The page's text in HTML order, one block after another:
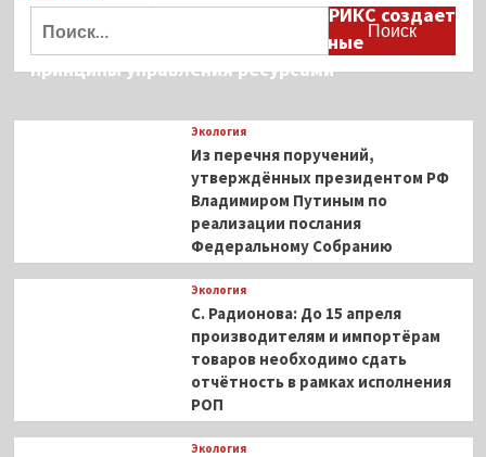
Дмитрий Кобылкин: площадка БРИКС создает
возможность сформировать единые
принципы управления ресурсами
Экология
Из перечня поручений,
утверждённых президентом РФ
Владимиром Путиным по
реализации послания
Федеральному Собранию
Экология
С. Радионова: До 15 апреля
производителям и импортёрам
товаров необходимо сдать
отчётность в рамках исполнения
РОП
Экология